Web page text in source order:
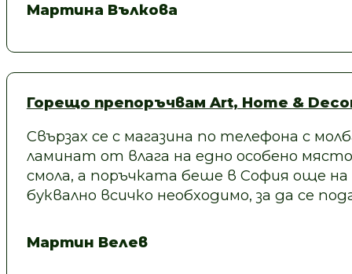
Мартина Вълкова
Горещо препоръчвам Art, Home &
Свързах се с магазина по телефона с
ламинат от влага на едно особено
смола, а поръчката беше в София още
буквално всичко необходимо, за да се
Мартин Велев